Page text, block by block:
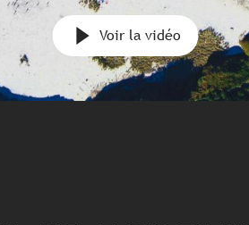
Voir la vidéo